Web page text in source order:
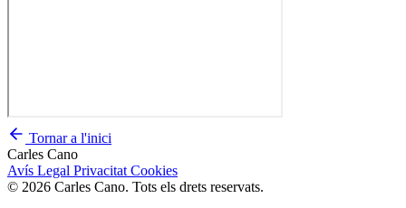
Tornar a l'inici
Carles Cano
Avís Legal Privacitat Cookies
© 2026 Carles Cano. Tots els drets reservats.